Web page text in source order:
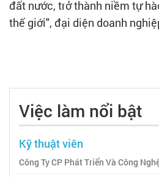
đất nước, trở thành niềm tự
thế giới", đại diện doanh
Việc làm nổi bật
Kỹ thuật viên
Công Ty CP Phát Triển Và Công